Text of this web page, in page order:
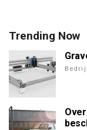
Trending Now